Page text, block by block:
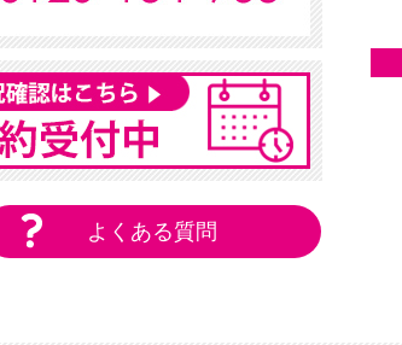
よくある質問